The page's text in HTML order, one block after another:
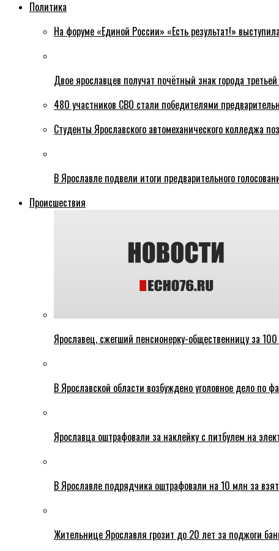
Политика
На форуме «Единой России» «Есть результат!»
Двое ярославцев получат почётный знак города
480 участников СВО стали победителями
Студенты Ярославского автомеханического колледжа
В Ярославле подвели итоги предварительного
Происшествия
Ярославец, сжегший пенсионерку-общественницу за
В Ярославской области возбуждено уголовное дело по
Ярославца оштрафовали за наклейку с питбулем на
В Ярославле подрядчика оштрафовали на 10 млн за
Жительнице Ярославля грозит до 20 лет за поджоги